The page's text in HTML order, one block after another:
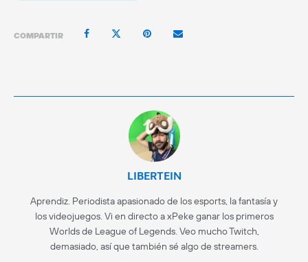
COMPARTIR
LIBERTEIN
Aprendiz. Periodista apasionado de los esports, la fantasía y
los videojuegos. Vi en directo a xPeke ganar los primeros
Worlds de League of Legends. Veo mucho Twitch,
demasiado, así que también sé algo de streamers.